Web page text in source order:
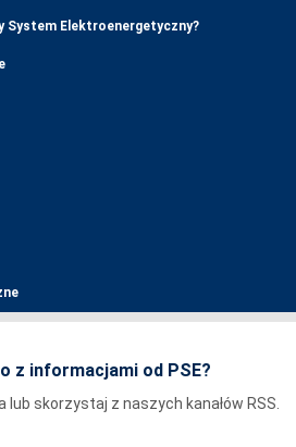
System Elektroenergetyczny?
z informacjami od PSE?
skorzystaj z naszych kanałów RSS.